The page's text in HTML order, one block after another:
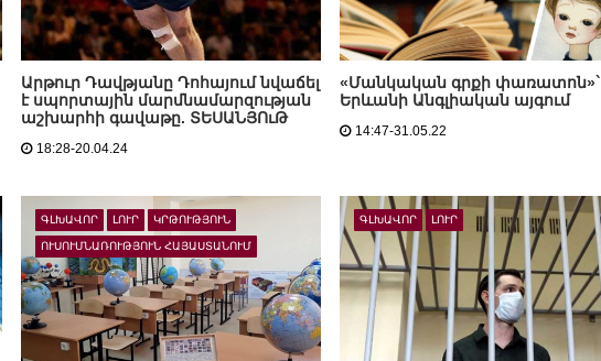
Արթուր Դավթյանը Դոհայում նվաճել
է սպորտային մարմնամարզության
աշխարհի գավաթը. ՏԵՍԱՆՅՈւԹ
18:28-20.04.24
«Մանկական գրքի փառատոն»`
Երևանի Անգլիական այգում
14:47-31.05.22
ԳԼԽԱՎՈՐ ԼՈՒՐ ԿՐԹՈՒԹՅՈՒՆ
ՈՒՍՈՒՄՆԱՌՈՒԹՅՈՒՆ ՀԱՅԱՍՏԱՆՈՒՄ
ԳԼԽԱՎՈՐ ԼՈՒՐ